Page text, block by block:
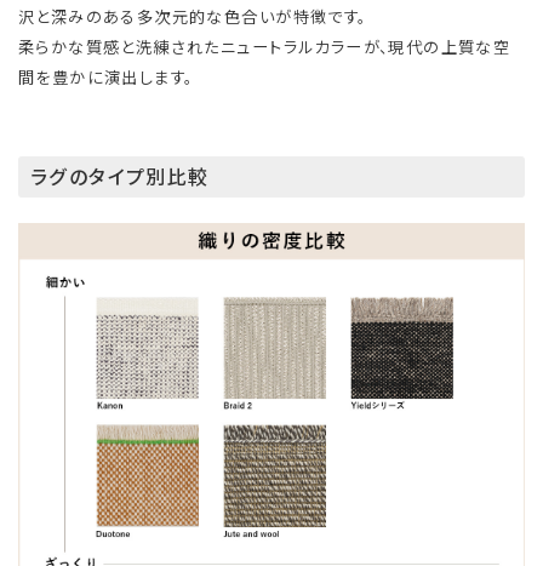
沢と深みのある多次元的な色合いが特徴です。
柔らかな質感と洗練されたニュートラルカラーが、現代の上質な空
間を豊かに演出します。
ラグのタイプ別比較